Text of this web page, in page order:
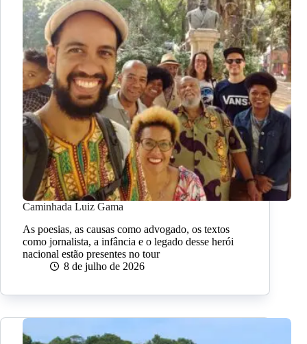
Caminhada Luiz Gama
As poesias, as causas como advogado, os textos
como jornalista, a infância e o legado desse herói
nacional estão presentes no tour
8 de julho de 2026